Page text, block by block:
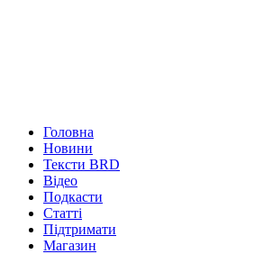
Головна
Новини
Тексти BRD
Відео
Подкасти
Статті
Підтримати
Магазин